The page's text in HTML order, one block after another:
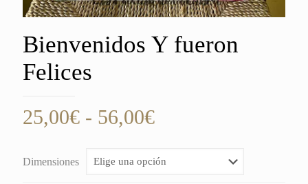
Bienvenidos Y fueron
Felices
25,00€ - 56,00€Rango
precios:
Dimensiones